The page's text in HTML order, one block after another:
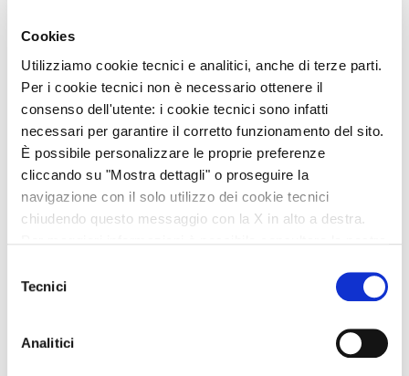
Cookies
Utilizziamo cookie tecnici e analitici, anche di terze parti.
Per i cookie tecnici non è necessario ottenere il
consenso dell'utente: i cookie tecnici sono infatti
necessari per garantire il corretto funzionamento del sito.
È possibile personalizzare le proprie preferenze
cliccando su "Mostra dettagli" o proseguire la
navigazione con il solo utilizzo dei cookie tecnici
chiudendo questo messaggio con la X in alto a destra.
delTecnici
Analitici